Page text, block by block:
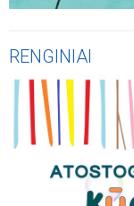
RENGINIAI